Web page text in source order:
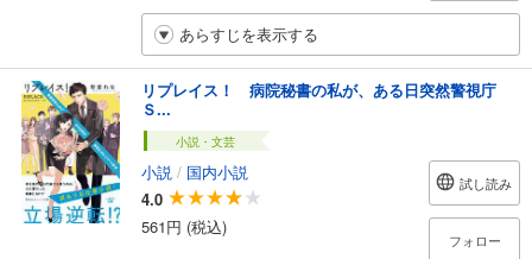
あらすじを表示する
リプレイス！ 病院秘書の私が、ある日突然警視庁
Ｓ...
小説・文芸
小説 / 国内小説
4.0
561円 (税込)
試し読み
フォロー